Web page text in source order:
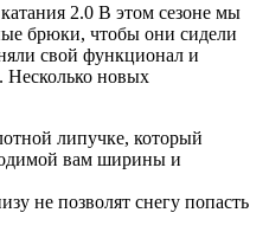
2.0 В этом сезоне мы
брюки, чтобы они сидели
свой функционал и
Несколько новых
липучке, который
вам ширины и
не позволят снегу попасть